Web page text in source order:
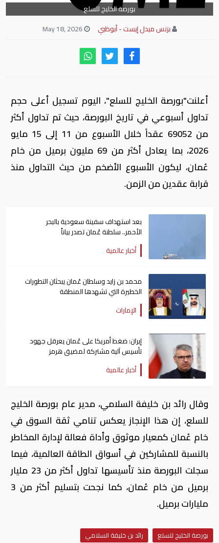
بورصة الخليج للسلع
بزنس ميدل إيست - أبوظبي
أعلنت"بورصة الخليج للسلع"، اليوم تسجيل أعلى حجم
تداول أسبوعي في تاريخ البورصة، حيث تم تداول أكثر
من 69052 عقداً خلال الأسبوع من 11 إلى 15 مايو
2026، بما يعادل أكثر من 69 مليون برميل من خام
عُمان، ليكون الأسبوع الأضخم من حيث التداول منذ
قرابة عقدين من الزمن.
بعد استهداف سفينة سعودية بالبحر
الأحمر.. سلطنة عُمان تصدر بياناً
أخبار عالمية
محمد بن زايد وسلطان عُمان يبحثان التطورات
الخطيرة التي تشهدها المنطقة
الإمارات
إيران: ضغط أمريكا على عُمان يعرقل جهود
تأسيس آلية مشتركة لمضيق هرمز
أخبار عالمية
وقال رائد بن خليفة السلامي، مدير عام بورصة الخليج
للسلع، إن هذا الإنجاز يعكس تنامي ثقة السوق في
خام عُمان كمعيار موثوق وأداة فعالة لإدارة المخاطر
بالنسبة للمشاركين في أسواق الطاقة العالمية، فيما
سجلت البورصة منذ تأسيسها تداول أكثر من 23 مليار
برميل من خام عُمان، كما نجحت بتسليم أكثر من 3
مليارات برميل.
بورصة الخليج للسلع
رائد بن خليفة السلامي